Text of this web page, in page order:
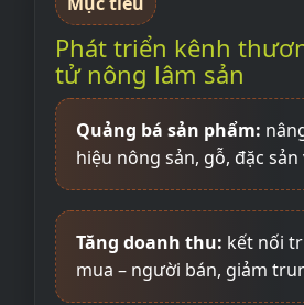
Phát triển kênh
tử nông lâm sản
Quảng bá sản phẩm:
hiệu nông sản, gỗ, đặc
Tăng doanh thu: kết nối
mua – người bán, giảm